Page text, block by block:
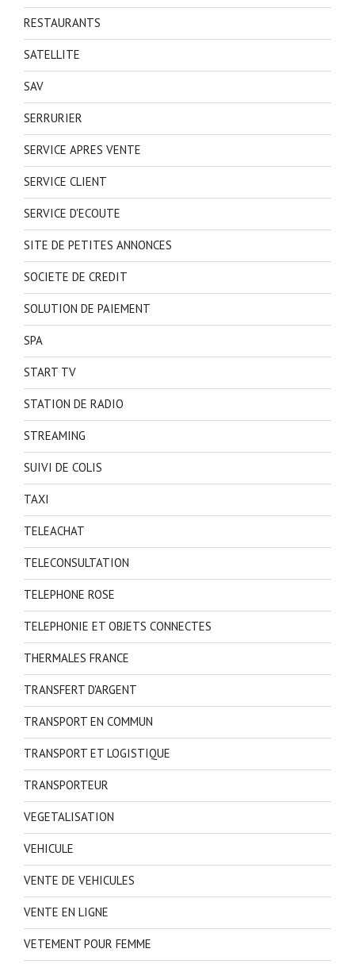
RESTAURANTS
SATELLITE
SAV
SERRURIER
SERVICE APRES VENTE
SERVICE CLIENT
SERVICE D'ECOUTE
SITE DE PETITES ANNONCES
SOCIETE DE CREDIT
SOLUTION DE PAIEMENT
SPA
START TV
STATION DE RADIO
STREAMING
SUIVI DE COLIS
TAXI
TELEACHAT
TELECONSULTATION
TELEPHONE ROSE
TELEPHONIE ET OBJETS CONNECTES
THERMALES FRANCE
TRANSFERT D'ARGENT
TRANSPORT EN COMMUN
TRANSPORT ET LOGISTIQUE
TRANSPORTEUR
VEGETALISATION
VEHICULE
VENTE DE VEHICULES
VENTE EN LIGNE
VETEMENT POUR FEMME